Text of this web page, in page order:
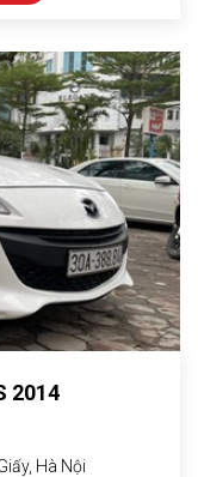
2014
Hà Nội